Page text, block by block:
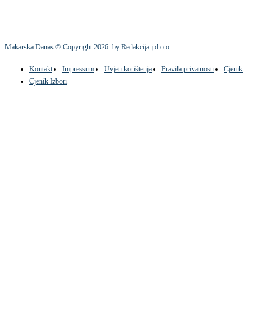
Makarska Danas © Copyright2026. by Redakcija j.d.o.o.
Kontakt Impressum Uvjeti korištenja Pravila privatnosti
Cjenik
Cjenik Izbori